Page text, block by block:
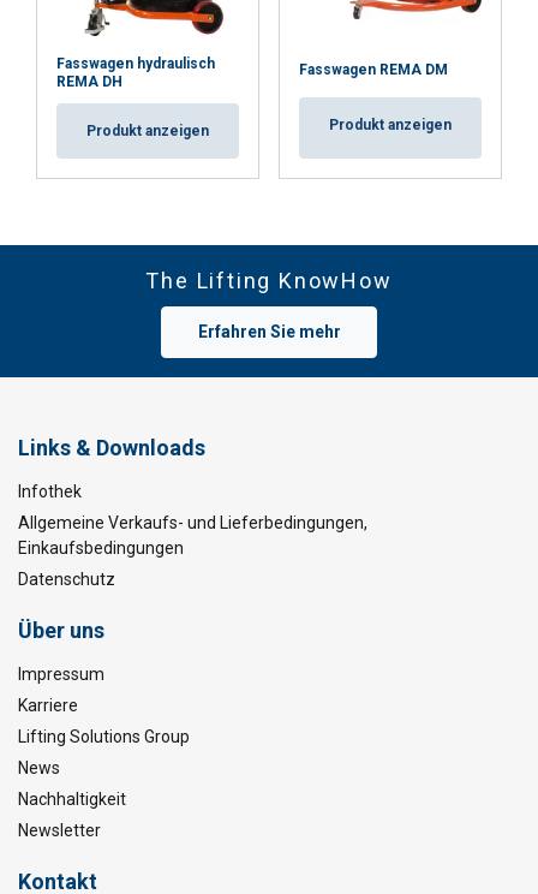
Fasswagen hydraulisch
REMA DH
Produkt anzeigen
Fasswagen REMA DM
Produkt anzeigen
The Lifting KnowHow
Erfahren Sie mehr
Links & Downloads
Infothek
Allgemeine Verkaufs- und Lieferbedingungen,
Einkaufsbedingungen
Datenschutz
Über uns
Impressum
Karriere
Lifting Solutions Group
News
Nachhaltigkeit
Newsletter
Kontakt